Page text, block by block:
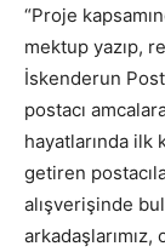
“Proje
mektup yazıp,
İskenderun
postacı
hayatlarında ilk
getiren
alışverişinde